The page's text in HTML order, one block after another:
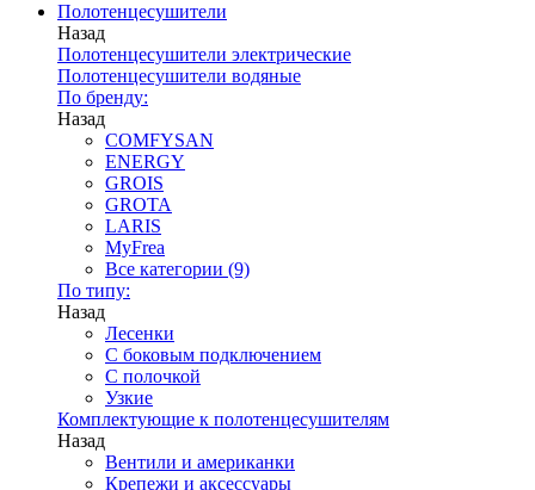
Полотенцесушители
Назад
Полотенцесушители электрические
Полотенцесушители водяные
По бренду:
Назад
COMFYSAN
ENERGY
GROIS
GROTA
LARIS
MyFrea
Все категории (9)
По типу:
Назад
Лесенки
С боковым подключением
С полочкой
Узкие
Комплектующие к полотенцесушителям
Назад
Вентили и американки
Крепежи и аксессуары